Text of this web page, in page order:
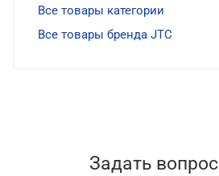
Все товары категории
Все товары бренда JTC
Задать вопрос